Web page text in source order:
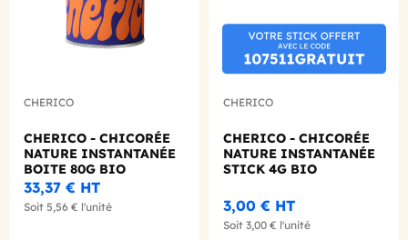
CHERICO
CHERICO - CHICORÉE
NATURE INSTANTANÉE
BOITE 80G BIO
33,37 € HT
Soit 5,56 € l'unité
CHERICO
CHERICO - CHICORÉE
NATURE INSTANTANÉE
STICK 4G BIO
3,00 € HT
Soit 3,00 € l'unité